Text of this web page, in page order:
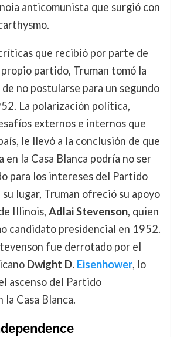
anticomunista que surgió con
que recibió por parte de
partido, Truman tomó la
no postularse para un segundo
La polarización política,
externos e internos que
le llevó a la conclusión de que
en la Casa Blanca podría no ser
para los intereses del Partido
lugar, Truman ofreció su apoyo
Illinois, Adlai Stevenson, quien
candidato presidencial en 1952.
fue derrotado por el
Dwight D. Eisenhower, lo
ascenso del Partido
la Casa Blanca.